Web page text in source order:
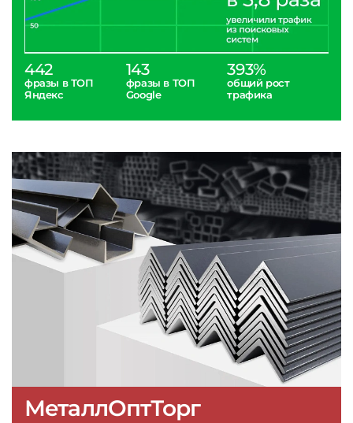
МеталлОптТорг
442
фразы в ТОП
Яндекс
143
фразы в ТОП
Google
393%
общий рост
трафика